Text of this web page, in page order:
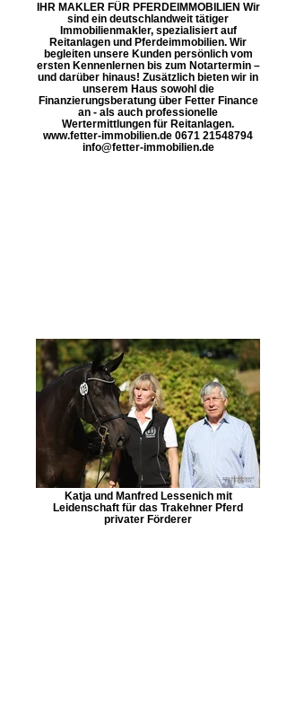
IHR MAKLER FÜR PFERDEIMMOBILIEN Wir
sind ein deutschlandweit tätiger
Immobilienmakler, spezialisiert auf
Reitanlagen und Pferdeimmobilien. Wir
begleiten unsere Kunden persönlich vom
ersten Kennenlernen bis zum Notartermin –
und darüber hinaus! Zusätzlich bieten wir in
unserem Haus sowohl die
Finanzierungsberatung über Fetter Finance
an - als auch professionelle
Wertermittlungen für Reitanlagen.
www.fetter-immobilien.de 0671 21548794
info@fetter-immobilien.de
Katja und Manfred Lessenich mit
Leidenschaft für das Trakehner Pferd
privater Förderer